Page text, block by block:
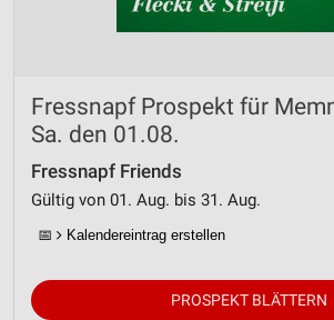
Fressnapf Prospekt für
Sa. den 01.08.
Fressnapf Friends
Gültig von 01. Aug. bis 31. Aug.
📅 Kalendereintrag erstellen
PROSPEKT BLÄTTERN